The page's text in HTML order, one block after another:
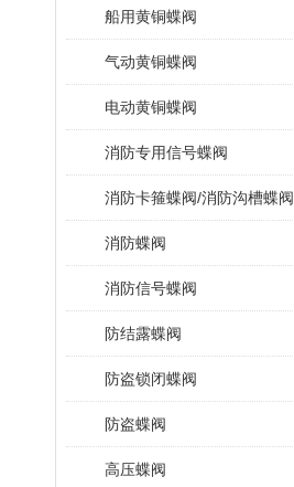
船用黄铜蝶阀
气动黄铜蝶阀
电动黄铜蝶阀
消防专用信号蝶阀
消防卡箍蝶阀/消防沟槽蝶阀
消防蝶阀
消防信号蝶阀
防结露蝶阀
防盗锁闭蝶阀
防盗蝶阀
高压蝶阀